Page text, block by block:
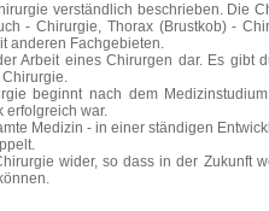
verständlich beschrieben. Die
- Chirurgie, Thorax (Brustkob) -
anderen Fachgebieten.
Arbeit eines Chirurgen dar. Es gibt
beginnt nach dem
erfolgreich war.
Medizin - in einer ständigen
wider, so dass in der Zukunft